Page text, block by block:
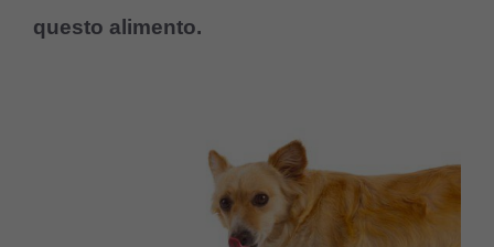
questo alimento.